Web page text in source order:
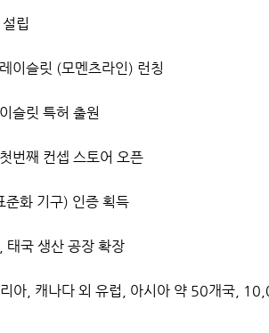
립
이슬릿 (모멘츠라인) 런칭
슬릿 특허 출원
번째 컨셉 스토어 오픈
화 기구) 인증 획득
태국 생산 공장 확장
아, 캐나다 외 유럽, 아시아 약 50개국,